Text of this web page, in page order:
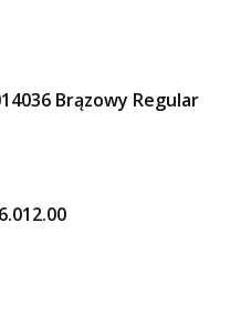
Brązowy Regular